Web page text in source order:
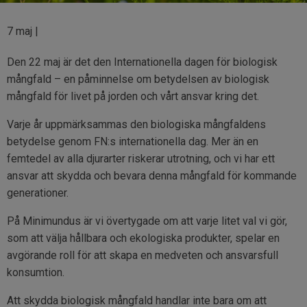
7 maj |
Den 22 maj är det den Internationella dagen för biologisk
mångfald – en påminnelse om betydelsen av biologisk
mångfald för livet på jorden och vårt ansvar kring det.
Varje år uppmärksammas den biologiska mångfaldens
betydelse genom FN:s internationella dag. Mer än en
femtedel av alla djurarter riskerar utrotning, och vi har ett
ansvar att skydda och bevara denna mångfald för kommande
generationer.
På Minimundus är vi övertygade om att varje litet val vi gör,
som att välja hållbara och ekologiska produkter, spelar en
avgörande roll för att skapa en medveten och ansvarsfull
konsumtion.
Att skydda biologisk mångfald handlar inte bara om att